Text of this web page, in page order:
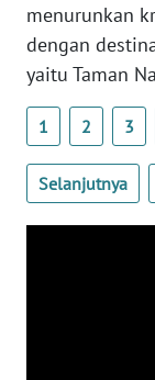
menurunkan
dengan
yaitu Taman
1 2 3
Selanjutnya
SERAMBI
WN
JAMBI
WN